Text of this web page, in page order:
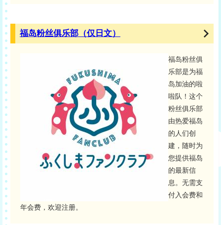
福岛粉丝俱乐部（仅日文）
福岛粉丝俱
乐部是为福
岛加油的啦
啦队！这个
粉丝俱乐部
由热爱福岛
的人们创
建，随时为
您提供福岛
的最新信
息。无需支
付入会费和
年会费，欢迎注册。